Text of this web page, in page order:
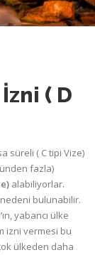
( D
süreli ( C tipi Vize)
fazla)
alabiliyorlar.
bulunabilir.
yabancı ülke
izni vermesi bu
ülkeden daha